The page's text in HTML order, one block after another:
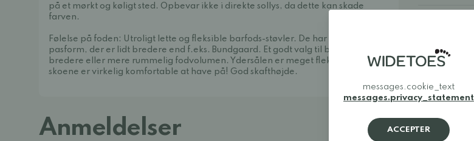
på et mørkt og køligt sted. Opbevar ikke i direkte sollys, da dette kan skade
farven.
Følelse på foden: Utroligt lette og fleksible barfods-støvler. De har en rummelig
pasform, der er lidt bredere end f.eks. Bundgaard. Et godt valg til børn med lidt
bredere eller mere rummelig fodvolumen. Ydersålen er meget fleksibel, og
skoene er virkelig komfortable at have på! God skafthøjde.
Anmeldelser
messages.cookie_text
messages.privacy_statement
ACCEPTER